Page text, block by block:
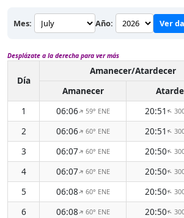
Mes: Año: Ver
Desplázate a la derecha para ver más
Día
Amanecer/Atardecer
Amanecer
1
06:06↑ 59° ENE 20:51↑
2
06:06↑ 60° ENE 20:51↑
3
06:07↑ 60° ENE 20:50↑
4
06:07↑ 60° ENE 20:50↑
5
06:08↑ 60° ENE 20:50↑
6
06:08↑ 60° ENE 20:50↑